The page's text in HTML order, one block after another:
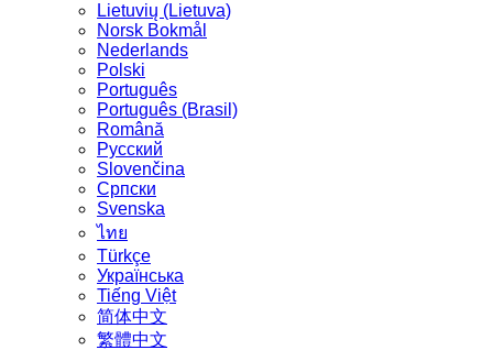
Lietuvių (Lietuva)
‪Norsk Bokmål‬
Nederlands
Polski
Português
Português (Brasil)
Română
Русский
Slovenčina
Српски
Svenska
ไทย
Türkçe
Українська
Tiếng Việt
简体中文
繁體中文